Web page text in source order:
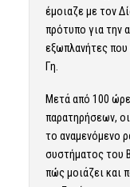
έμοιαζε με τον
πρότυπο για την
εξωπλανήτες
Γη.
Μετά από 100
παρατηρήσεων,
το αναμενόμενο
συστήματος του
πώς μοιάζει και